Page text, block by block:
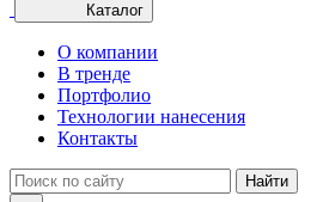
Каталог
О компании
В тренде
Портфолио
Технологии нанесения
Контакты
Найти